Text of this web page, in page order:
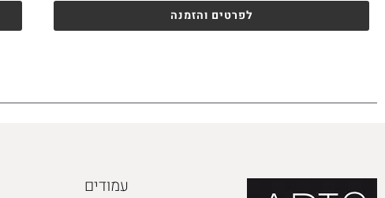
לפרטים והזמנה
עמודים